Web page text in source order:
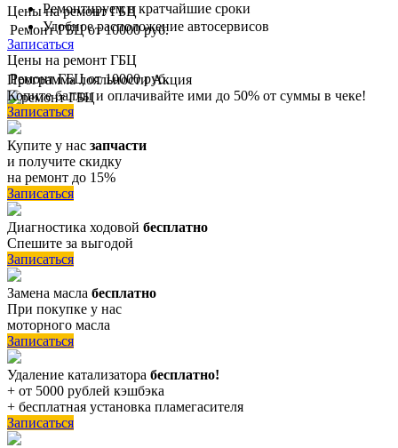
Ремонтируем в кратчайшие сроки
Удобное расположение автосервисов
Записаться
Цены на ремонт ГБЦ
Ремонт ГБЦ от 10000 руб.
Цены на ремонт ГБЦ
Ремонт ГБЦ от 10000 руб.
ПрограммалояльностиАкция
Копите баллы и оплачивайте ими до 50% от суммы в чеке!
Записаться
Купите у нас запчасти
и получите скидку
на ремонт до 15%
Записаться
Диагностика ходовой бесплатно
Спешите за выгодой
Записаться
Замена масла бесплатно
При покупке у нас
моторного масла
Записаться
Удаление катализатора бесплатно!
+ от 5000 рублей кэшбэка
+ бесплатная установка пламегасителя
Записаться